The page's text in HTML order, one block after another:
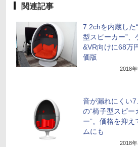
関連記事
7.2chを内蔵した
型スピーカー”、
&VR向けに68万
価版
2018
音が漏れにくい
の“椅子型スピー
ー”。価格を抑え
ムにも
2018